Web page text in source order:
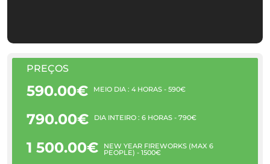
PREÇOS
590.00€ MEIO DIA : 4 HORAS - 590€
790.00€ DIA INTEIRO : 6 HORAS - 790€
1 500.00€ NEW YEAR FIREWORKS (MAX 6
PEOPLE) - 1500€